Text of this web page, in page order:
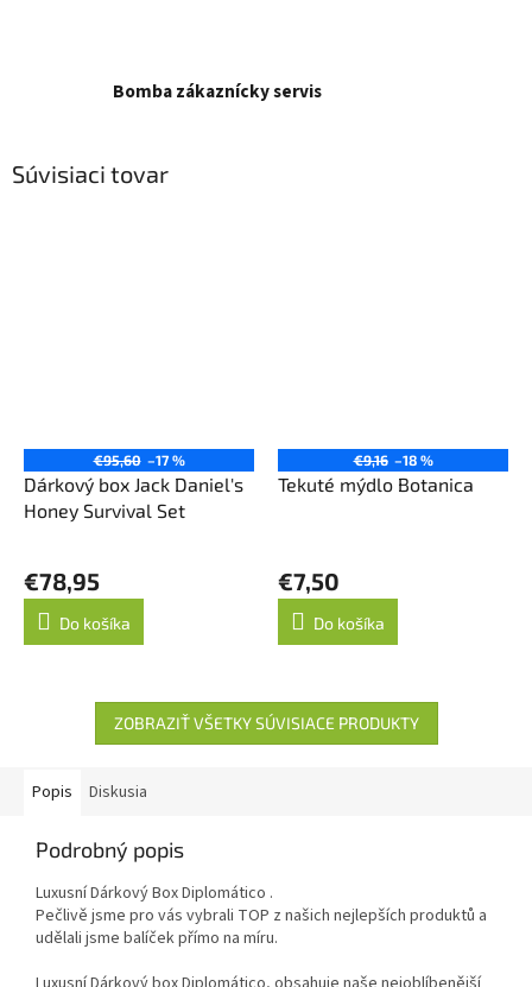
Bomba zákaznícky servis
Súvisiaci tovar
€95,60 –17 %
Dárkový box Jack Daniel's
Honey Survival Set
€78,95
Do košíka
€9,16 –18 %
Tekuté mýdlo Botanica
€7,50
Do košíka
ZOBRAZIŤ VŠETKY SÚVISIACE PRODUKTY
Popis Diskusia
Podrobný popis
Luxusní Dárkový Box Diplomático .
Pečlivě jsme pro vás vybrali TOP z našich nejlepších produktů a
udělali jsme balíček přímo na míru.